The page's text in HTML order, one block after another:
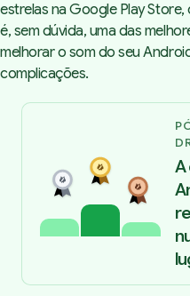
estrelas na Google Play Store,
é, sem dúvida, uma das
melhorar o som do seu
complicações.
A